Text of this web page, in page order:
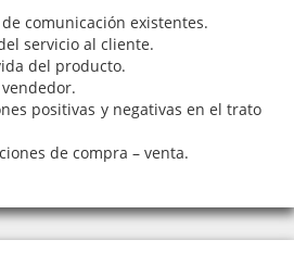
comunicación existentes.
servicio al cliente.
del producto.
positivas y negativas en el trato
de compra – venta.